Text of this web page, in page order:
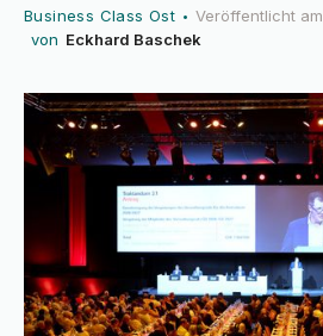
Business Class Ost •Veröffentlicht am
von Eckhard Baschek